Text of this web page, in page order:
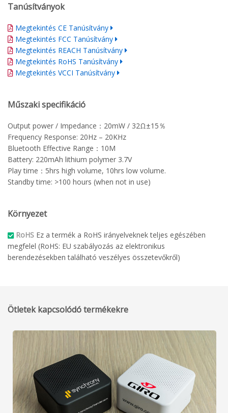
Tanúsítványok
Megtekintés CE Tanúsítvány
Megtekintés FCC Tanúsítvány
Megtekintés REACH Tanúsítvány
Megtekintés RoHS Tanúsítvány
Megtekintés VCCI Tanúsítvány
Műszaki specifikáció
Output power / Impedance：20mW / 32Ω±15％
Frequency Response: 20Hz – 20KHz
Bluetooth Effective Range：10M
Battery: 220mAh lithium polymer 3.7V
Play time：5hrs high volume, 10hrs low volume.
Standby time: >100 hours (when not in use)
Környezet
RoHS Ez a termék a RoHS irányelveknek teljes egészében
megfelel (RoHS: EU szabályozás az elektronikus
berendezésekben található veszélyes összetevőkről)
Ötletek kapcsolódó termékekre